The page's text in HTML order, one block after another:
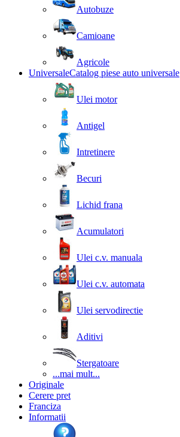
Autobuze
Camioane
Agricole
UniversaleCatalog piese auto universale
Ulei motor
Antigel
Intretinere
Becuri
Lichid frana
Acumulatori
Ulei c.v. manuala
Ulei c.v. automata
Ulei servodirectie
Aditivi
Stergatoare
...mai mult...
Originale
Cerere pret
Franciza
Informatii